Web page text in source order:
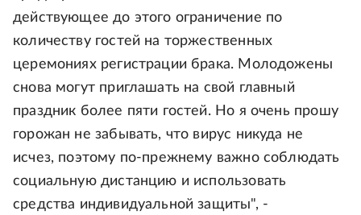
действующее до этого ограничение по
количеству гостей на торжественных
церемониях регистрации брака. Молодожены
снова могут приглашать на свой главный
праздник более пяти гостей. Но я очень прошу
горожан не забывать, что вирус никуда не
исчез, поэтому по-прежнему важно соблюдать
социальную дистанцию и использовать
средства индивидуальной защиты", -